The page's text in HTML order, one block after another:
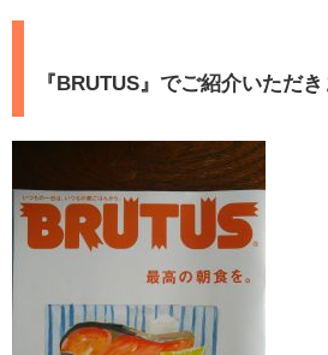
『BRUTUS』でご紹介いただ